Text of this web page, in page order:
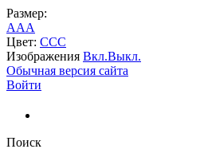
Размер:
AAA
Цвет: CCC
Изображения Вкл.Выкл.
Обычная версия сайта
Войти
Поиск